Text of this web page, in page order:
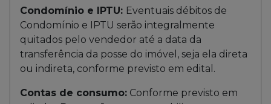
Condomínio e IPTU: Eventuais débitos de
Condomínio e IPTU serão integralmente
quitados pelo vendedor até a data da
transferência da posse do imóvel, seja ela direta
ou indireta, conforme previsto em edital.
Contas de consumo: Conforme previsto em